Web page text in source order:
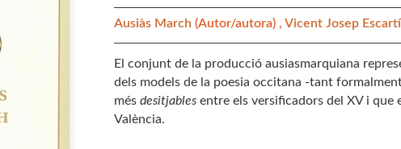
Ausiàs March(Autor/autora) ,Vicent Josep
El conjunt de la producció ausiasmarquiana
dels models de la poesia occitana -tant
mésdesitjables entre els versificadors del XV i que
València.